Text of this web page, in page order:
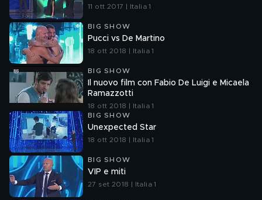
11 ott 2017 | Italia 1
BIG SHOW
Pucci vs De Martino
18 ott 2018 | Italia 1
BIG SHOW
Il nuovo film con Fabio De Luigi e Micaela
Ramazzotti
18 ott 2018 | Italia 1
BIG SHOW
Unexpected Star
18 ott 2018 | Italia 1
BIG SHOW
VIP e miti
27 set 2018 | Italia 1